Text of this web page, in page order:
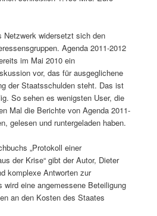
Netzwerk widersetzt sich den
Agenda 2011-2012
im Mai 2010 ein
vor, das für ausgeglichene
der Staatsschulden steht. Das ist
So sehen es wenigsten User, die
Mal die Berichte von Agenda 2011-
gelesen und runtergeladen haben.
„Protokoll einer
der Krise“ gibt der Autor, Dieter
komplexe Antworten zur
wird eine angemessene Beteiligung
an den Kosten des Staates